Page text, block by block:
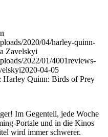
2020/04/harley-quinn-
Zavelskyi
2022/01/4001reviews-
2020-04-05
Quinn: Birds of Prey
Im Gegenteil, jede Woche
Portale und in die Kinos
wird immer schwerer.